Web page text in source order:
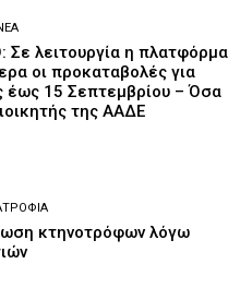
Σε λειτουργία η πλατφόρμα
οι προκαταβολές για
έως 15 Σεπτεμβρίου – Όσα
της ΑΑΔΕ
κτηνοτρόφων λόγω